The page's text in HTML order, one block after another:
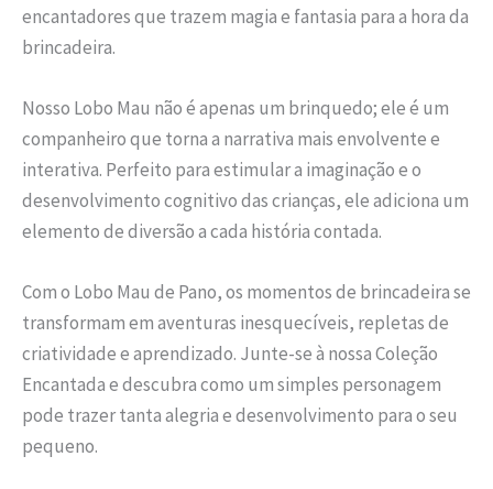
encantadores que trazem magia e fantasia para a hora da
brincadeira.
Nosso Lobo Mau não é apenas um brinquedo; ele é um
companheiro que torna a narrativa mais envolvente e
interativa. Perfeito para estimular a imaginação e o
desenvolvimento cognitivo das crianças, ele adiciona um
elemento de diversão a cada história contada.
Com o Lobo Mau de Pano, os momentos de brincadeira se
transformam em aventuras inesquecíveis, repletas de
criatividade e aprendizado. Junte-se à nossa Coleção
Encantada e descubra como um simples personagem
pode trazer tanta alegria e desenvolvimento para o seu
pequeno.